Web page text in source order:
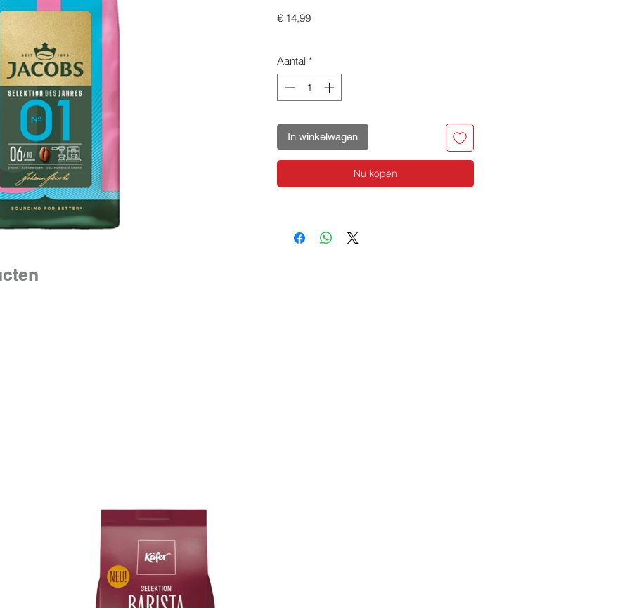
€ 14,99Prijs
Aantal *
In winkelwagen
Nu kopen